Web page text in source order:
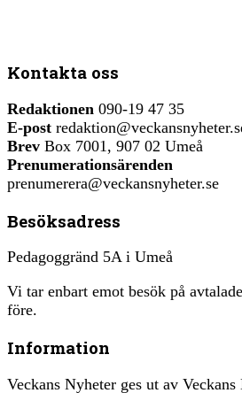
Kontakta oss
Redaktionen 090-19 47 35
E-post
Brev Box 7001, 907 02 Umeå
Prenumerationsärenden
prenumerera@veckansnyheter.se
Besöksadress
Pedagoggränd 5A i Umeå
Vi tar enbart emot besök på
före.
Information
Veckans Nyheter ges ut av Veckans